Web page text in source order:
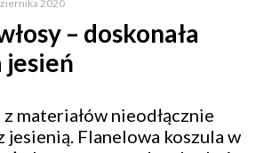
2020
– doskonała
jesień
materiałów nieodłącznie
jesienią. Flanelowa koszula w